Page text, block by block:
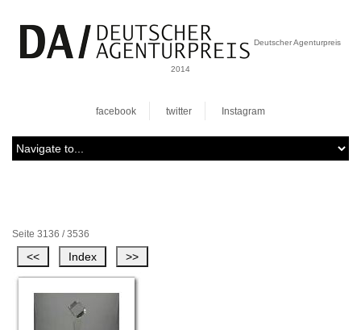
Deutscher Agenturpreis
2014
facebook twitter Instagram
Seite 3136 / 3536